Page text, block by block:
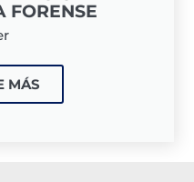
FORENSE
MÁS